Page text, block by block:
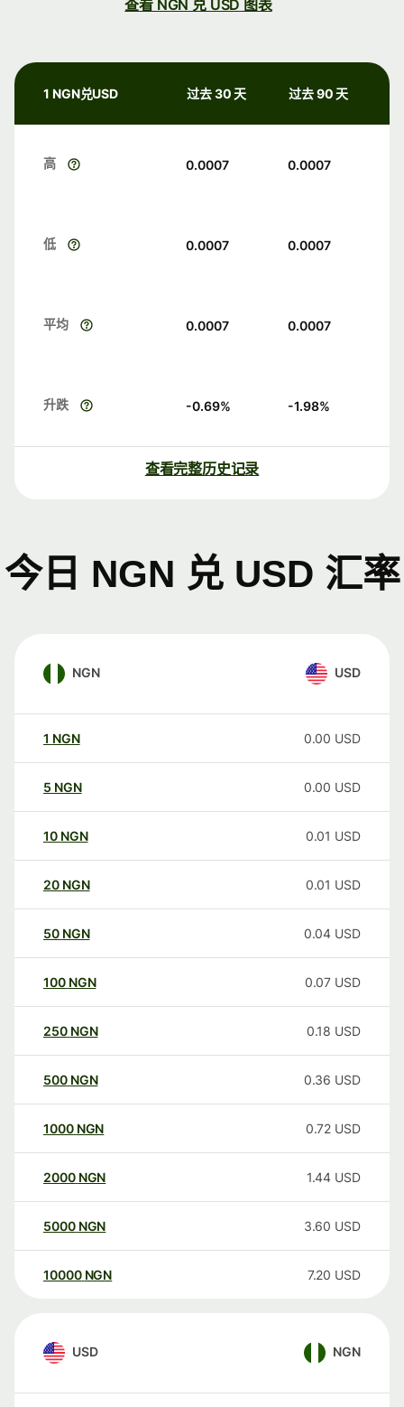
查看 NGN 兑 USD 图表
1 NGN兑USD 过去 30 天 过去 90 天
高 0.0007 0.0007
低 0.0007 0.0007
平均 0.0007 0.0007
升跌 -0.69% -1.98%
查看完整历史记录
今日 NGN 兑 USD 汇率
NGN USD
1 NGN 0.00 USD
5 NGN 0.00 USD
10 NGN 0.01 USD
20 NGN 0.01 USD
50 NGN 0.04 USD
100 NGN 0.07 USD
250 NGN 0.18 USD
500 NGN 0.36 USD
1000 NGN 0.72 USD
2000 NGN 1.44 USD
5000 NGN 3.60 USD
10000 NGN 7.20 USD
USD NGN